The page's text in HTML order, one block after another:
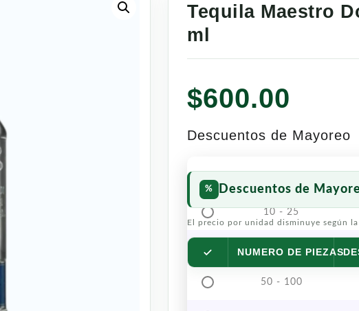
Tequila Maestro
ml
$600.00
Descuentos de Mayoreo
Descuentos de
El precio por unidad disminuye según la
NUMERO DE PIEZAS
10 - 25
26 - 49
50 - 100